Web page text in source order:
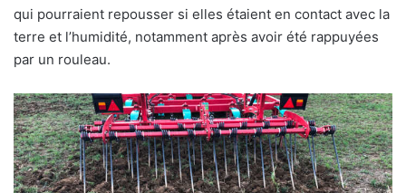
qui pourraient repousser si elles étaient en contact avec la
terre et l’humidité, notamment après avoir été rappuyées
par un rouleau.